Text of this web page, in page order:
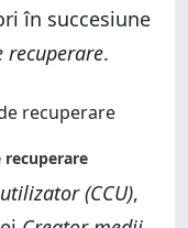
în succesiune
recuperare.
(CCU),